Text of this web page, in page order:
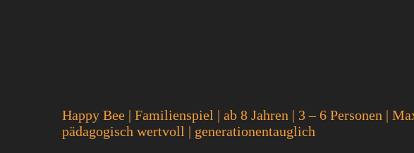
Happy Bee | Familienspiel | ab 8 Jahren | 3 – 6 Personen |
pädagogisch wertvoll | generationentauglich